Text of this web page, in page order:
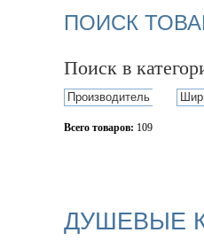
ПОИСК
Поиск в
Производитель
Всего товаров: 109
ДУШЕВЫЕ